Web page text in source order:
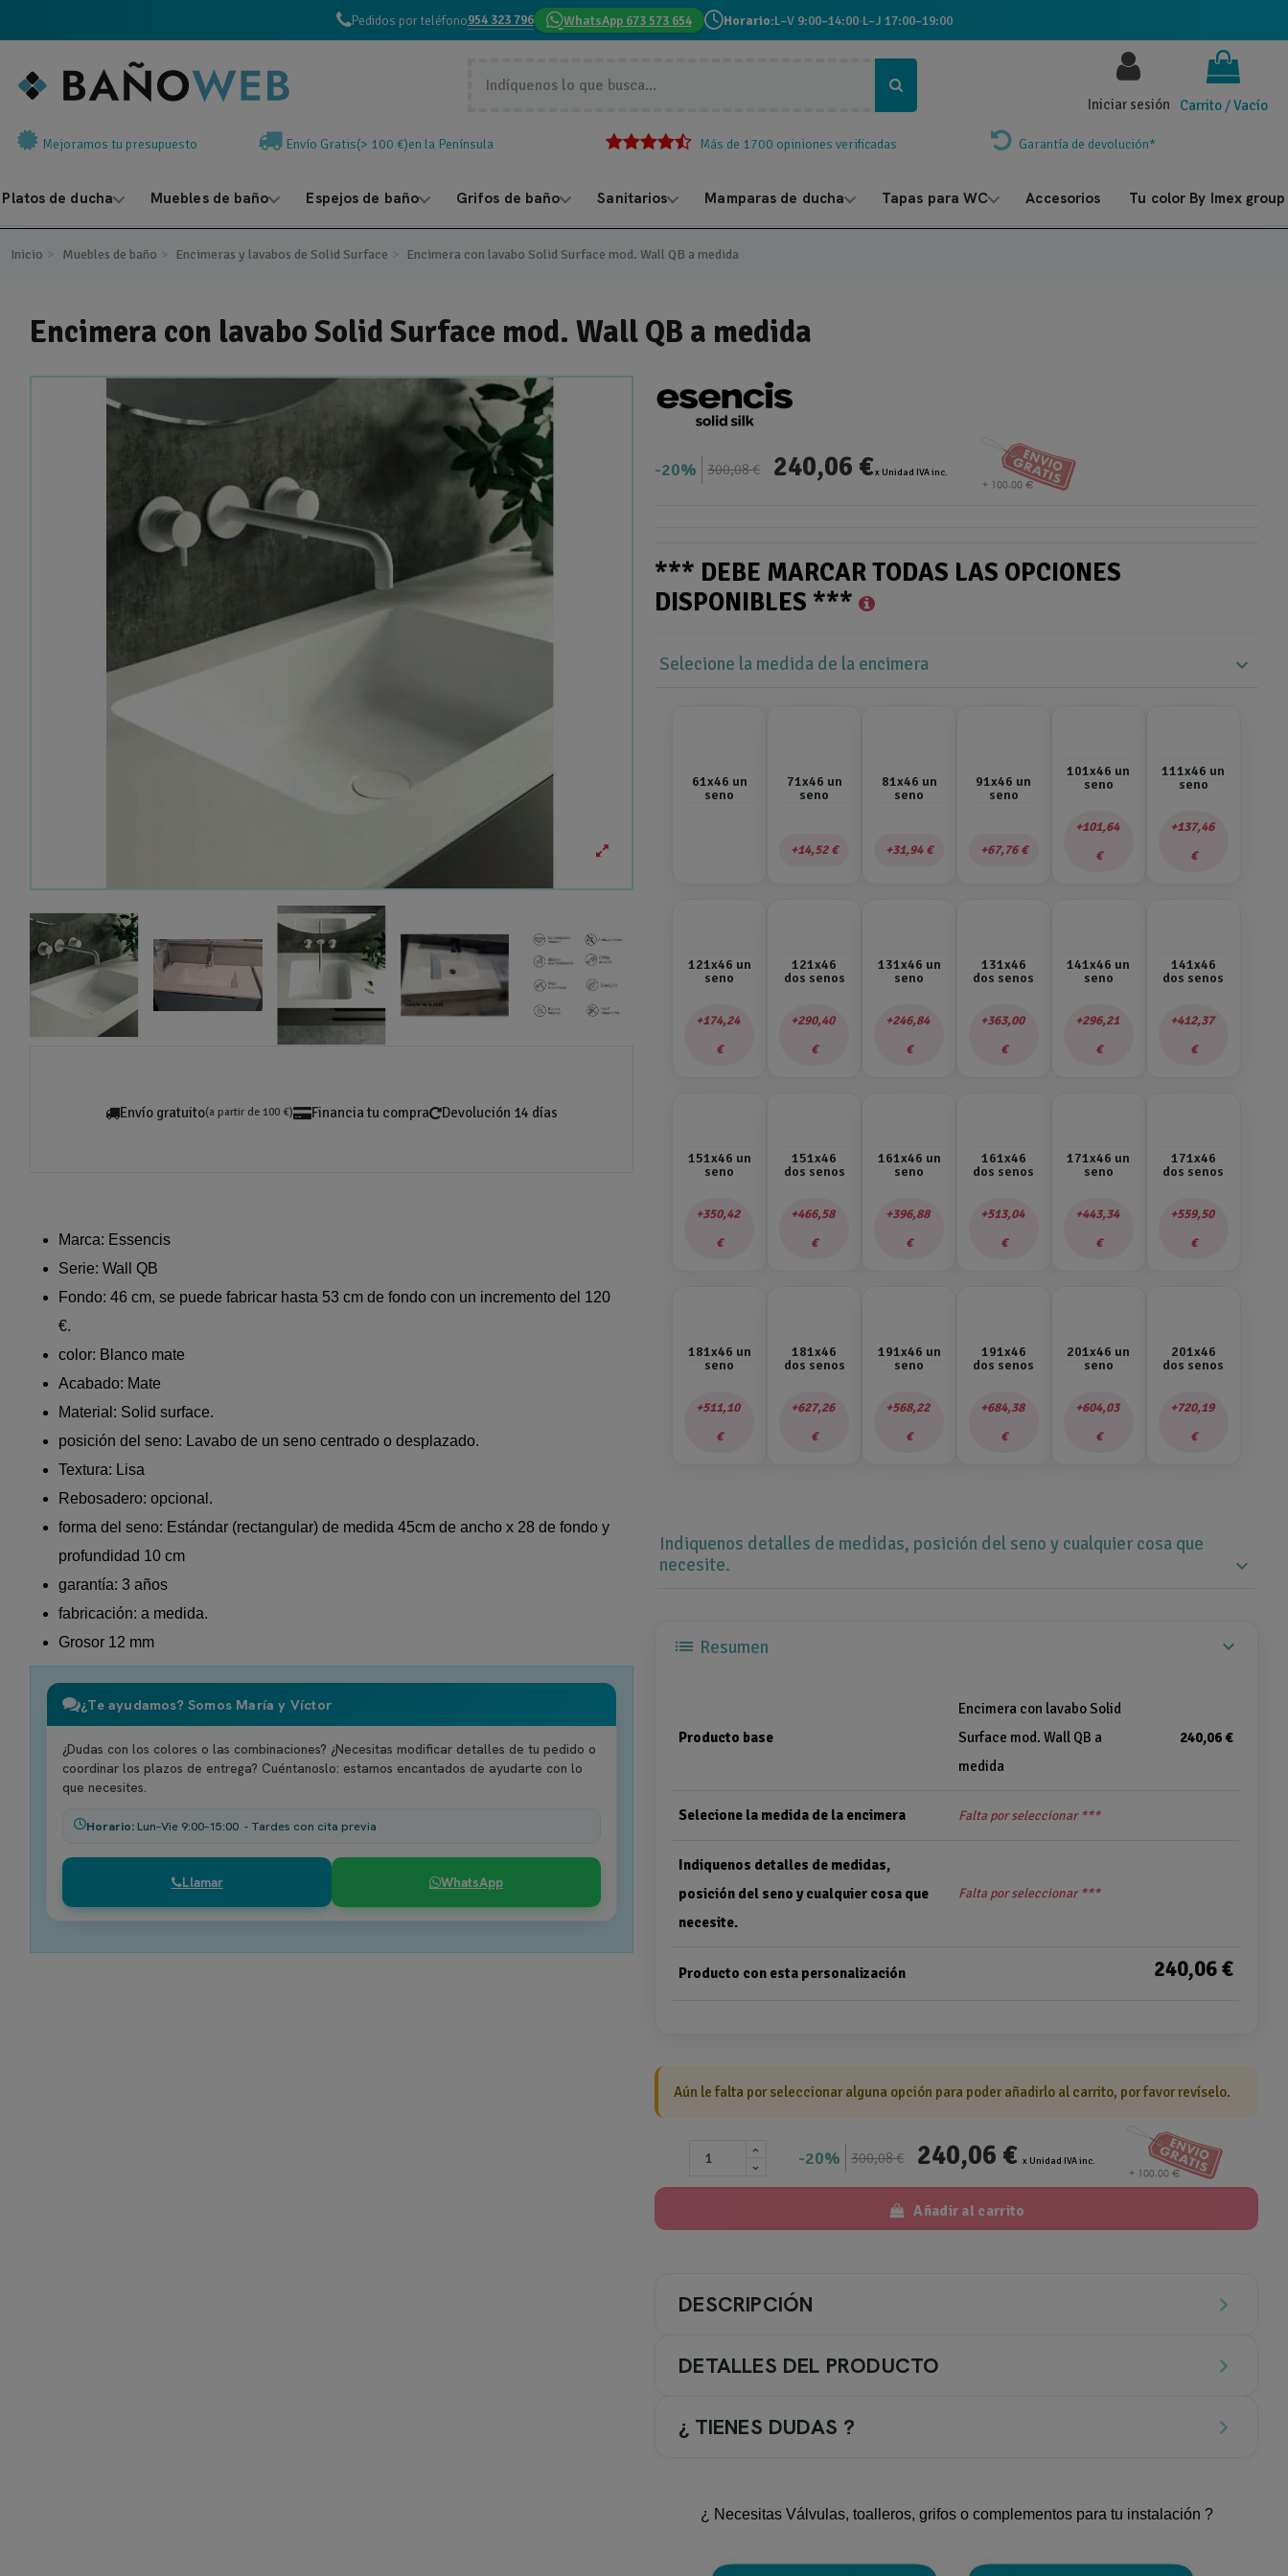
Pedidos por teléfono954 323 796 WhatsApp 673 573 654 Horario:L–V 9:00–14:00·L–J 17:00–19:00
Carrito /Vacío
Iniciar sesión
Mejoramos tu presupuesto Envío Gratis(> 100 €)en la Península Más de 1700 opiniones verificadas Garantía de devolución*
Platos de ducha Muebles de baño Espejos de baño Grifos de baño Sanitarios Mamparas de ducha Tapas para WC Accesorios Tu color By Imex group
Inicio Muebles de baño Encimeras y lavabos de Solid Surface Encimera con lavabo Solid Surface mod. Wall QB a medida
Encimera con lavabo Solid Surface mod. Wall QB a medida
Envío gratuito(a partir de 100 €) Financia tu compra Devolución 14 días
Marca: Essencis
Serie: Wall QB
Fondo: 46 cm, se puede fabricar hasta 53 cm de fondo con un incremento del 120
€.
color: Blanco mate
Acabado: Mate
Material: Solid surface.
posición del seno: Lavabo de un seno centrado o desplazado.
Textura: Lisa
Rebosadero: opcional.
forma del seno: Estándar (rectangular) de medida 45cm de ancho x 28 de fondo y
profundidad 10 cm
garantía: 3 años
fabricación: a medida.
Grosor 12 mm
¿Te ayudamos? Somos María y Víctor
¿Dudas con los colores o las combinaciones? ¿Necesitas modificar detalles de tu pedido o
coordinar los plazos de entrega? Cuéntanoslo: estamos encantados de ayudarte con lo
que necesites.
Horario:Lun–Vie 9:00–15:00 - Tardes con cita previa
Llamar WhatsApp
20% 300,08 € 240,06 €x Unidad IVA inc.
*** DEBE MARCAR TODAS LAS OPCIONES
DISPONIBLES ***
Selecione la medida de la encimera expand_more
61x46 un
seno
71x46 un
seno
14,52 €
81x46 un
seno
31,94 €
91x46 un
seno
67,76 €
101x46 un
seno
101,64
€
111x46 un
seno
137,46
€
121x46 un
seno
174,24
€
121x46
dos senos
290,40
€
131x46 un
seno
246,84
€
131x46
dos senos
363,00
€
141x46 un
seno
296,21
€
141x46
dos senos
412,37
€
151x46 un
seno
350,42
€
151x46
dos senos
466,58
€
161x46 un
seno
396,88
€
161x46
dos senos
513,04
€
171x46 un
seno
443,34
€
171x46
dos senos
559,50
€
181x46 un
seno
511,10
€
181x46
dos senos
627,26
€
191x46 un
seno
568,22
€
191x46
dos senos
684,38
€
201x46 un
seno
604,03
€
201x46
dos senos
720,19
€
Indiquenos detalles de medidas, posición del seno y cualquier cosa que
necesite.
expand_more
list Resumen expand_more
Producto base
Encimera con lavabo Solid
Surface mod. Wall QB a
medida
240,06 €
Selecione la medida de la encimera Falta por seleccionar ***
Indiquenos detalles de medidas,
posición del seno y cualquier cosa que
necesite.
Falta por seleccionar ***
Producto con esta personalización 240,06 €
Aún le falta por seleccionar alguna opción para poder añadirlo al carrito, por favor revíselo.
20% 300,08 € 240,06 € x Unidad IVA inc.
Añadir al carrito
DESCRIPCIÓN
DETALLES DEL PRODUCTO
¿ TIENES DUDAS ?
Diseñado para integrarse de manera perfecta en baños espaciosos o con distribución
¿ Necesitas Válvulas, toalleros, grifos o complementos para tu instalación ?